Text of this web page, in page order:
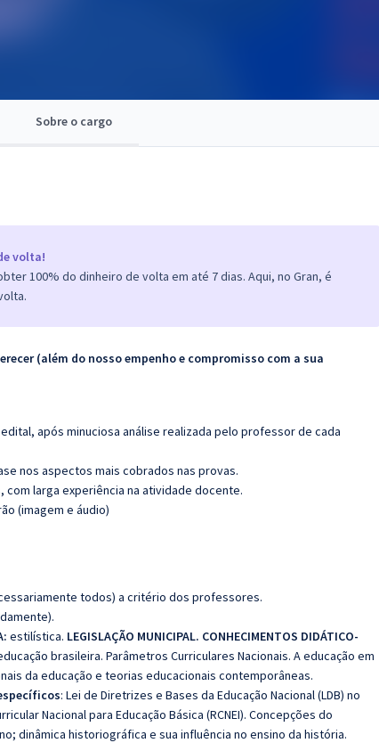
Sobre o cargo
volta!
100% do dinheiro de volta em até 7 dias. Aqui, no Gran, é
(além do nosso empenho e compromisso com a sua
após minuciosa análise realizada pelo professor de cada
nos aspectos mais cobrados nas provas.
larga experiência na atividade docente.
(imagem e áudio)
todos) a critério dos professores.
estilística. LEGISLAÇÃO MUNICIPAL. CONHECIMENTOS DIDÁTICO-
brasileira. Parâmetros Curriculares Nacionais. A educação em
da educação e teorias educacionais contemporâneas.
: Lei de Diretrizes e Bases da Educação Nacional (LDB) no
Nacional para Educação Básica (RCNEI). Concepções do
dinâmica historiográfica e sua influência no ensino da história.